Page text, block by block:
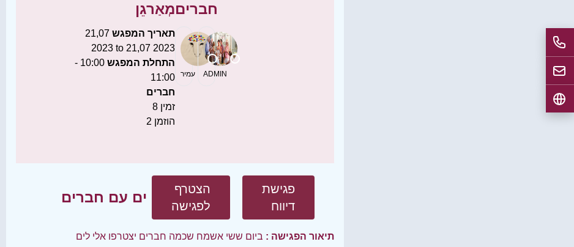
מְאַרגֵן
תאריך המפגש 21,07
2023 to 21,07 2023
התחלת המפגש
10:00 -
11:00
חברים
8 זמין
2 הוזמן
חברים
עמיר ADMIN
ים עם חברים
הצטרף
לפגישה
פגישת
דיווח
תיאור הפגישה : ביום ששי אשמח שכמה חברים יצטרפו אלי לים